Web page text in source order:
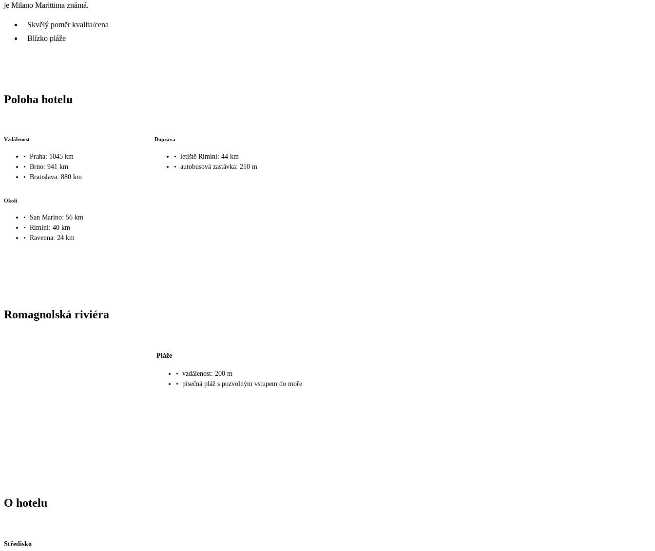
je Milano Marittima známá.
Skvělý poměr kvalita/cena
Blízko pláže
Poloha hotelu
Vzdálenost
• Praha: 1045 km
• Brno: 941 km
• Bratislava: 880 km
Doprava
• letiště Rimini: 44 km
• autobusová zastávka: 210 m
Okolí
•
San Marino: 56 km
• Rimini: 40 km
• Ravenna: 24 km
Romagnolská riviéra
Pláže
• vzdálenost: 200 m
• písečná pláž s pozvolným vstupem do moře
O hotelu
Středisko